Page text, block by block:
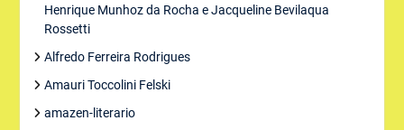
Henrique Munhoz da Rocha e Jacqueline Bevilaqua
Rossetti
Alfredo Ferreira Rodrigues
Amauri Toccolini Felski
amazen-literario